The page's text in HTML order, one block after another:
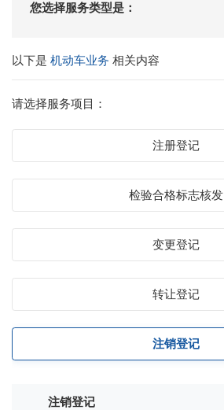
您选择服务类型是：
以下是机动车业务相关内容
请选择服务项目：
注册登记
检验合格标志核发
变更登记
转让登记
注销登记
注销登记